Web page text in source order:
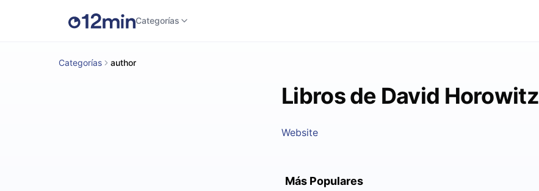
Categorías
Categorías author
Libros de David Horowitz
Website
Más Populares